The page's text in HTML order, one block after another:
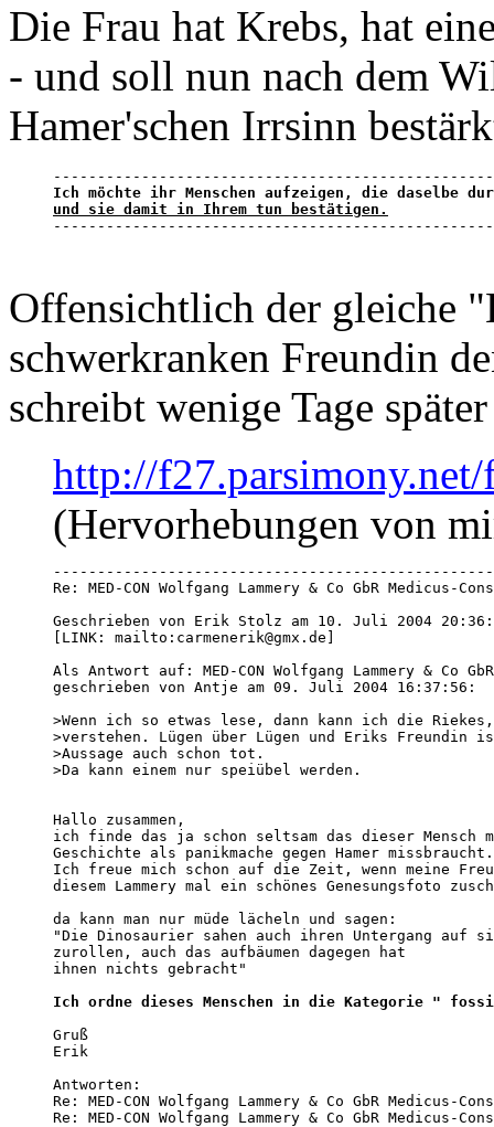
Die Frau hat Krebs, hat
- und soll nun nach dem
Hamer'schen Irrsinn
und sie damit in Ihrem tun bestätigen.
Offensichtlich der gleiche
schwerkranken Freundin
schreibt wenige Tage
http://
(Hervorhebungen von
Re: MED-CON Wolfgang Lammery & Co GbR Medicus-
Geschrieben von Erik Stolz am 10. Juli 2004
[LINK: mailto:carmenerik@gmx.de]
Als Antwort auf: MED-CON Wolfgang Lammery & Co
geschrieben von Antje am 09. Juli 2004 16:37:56:
>Wenn ich so etwas lese, dann kann ich die
>verstehen. Lügen über Lügen und Eriks Freundin
>Aussage auch schon tot.
>Da kann einem nur speiübel werden.
Hallo zusammen,
ich finde das ja schon seltsam das dieser Mensch
Geschichte als panikmache gegen Hamer missbraucht.
Ich freue mich schon auf die Zeit, wenn meine
diesem Lammery mal ein schönes Genesungsfoto
da kann man nur müde lächeln und sagen:
"Die Dinosaurier sahen auch ihren Untergang auf
zurollen, auch das aufbäumen dagegen hat
ihnen nichts gebracht"
Ich ordne dieses Menschen in die Kategorie "
Gruß
Erik
Antworten:
Re: MED-CON Wolfgang Lammery & Co GbR
Re: MED-CON Wolfgang Lammery & Co GbR